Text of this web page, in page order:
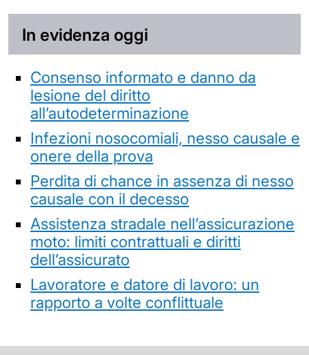
In evidenza oggi
Consenso informato e danno da
lesione del diritto
all’autodeterminazione
Infezioni nosocomiali, nesso causale e
onere della prova
Perdita di chance in assenza di nesso
causale con il decesso
Assistenza stradale nell’assicurazione
moto: limiti contrattuali e diritti
dell’assicurato
Lavoratore e datore di lavoro: un
rapporto a volte conflittuale